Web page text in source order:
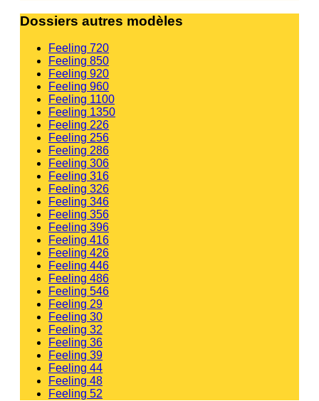
Dossiers autres modèles
Feeling 720
Feeling 850
Feeling 920
Feeling 960
Feeling 1100
Feeling 1350
Feeling 226
Feeling 256
Feeling 286
Feeling 306
Feeling 316
Feeling 326
Feeling 346
Feeling 356
Feeling 396
Feeling 416
Feeling 426
Feeling 446
Feeling 486
Feeling 546
Feeling 29
Feeling 30
Feeling 32
Feeling 36
Feeling 39
Feeling 44
Feeling 48
Feeling 52